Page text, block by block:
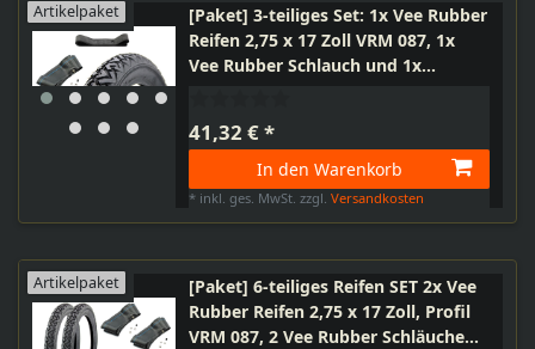
Artikelpaket
[Paket] 3-teiliges Set: 1x Vee Rubber
Reifen 2,75 x 17 Zoll VRM 087, 1x
Vee Rubber Schlauch und 1x
41,32 € *
In den Warenkorb
* inkl. ges. MwSt. zzgl.Versandkosten
Artikelpaket
[Paket] 6-teiliges Reifen SET 2x Vee
Rubber Reifen 2,75 x 17 Zoll, Profil
VRM 087, 2 Vee Rubber Schläuche